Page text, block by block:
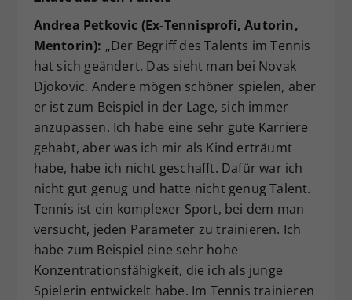
Andrea Petkovic (Ex-Tennisprofi, Autorin,
Mentorin): „Der Begriff des Talents im Tennis
hat sich geändert. Das sieht man bei Novak
Djokovic. Andere mögen schöner spielen, aber
er ist zum Beispiel in der Lage, sich immer
anzupassen. Ich habe eine sehr gute Karriere
gehabt, aber was ich mir als Kind erträumt
habe, habe ich nicht geschafft. Dafür war ich
nicht gut genug und hatte nicht genug Talent.
Tennis ist ein komplexer Sport, bei dem man
versucht, jeden Parameter zu trainieren. Ich
habe zum Beispiel eine sehr hohe
Konzentrationsfähigkeit, die ich als junge
Spielerin entwickelt habe. Im Tennis trainieren